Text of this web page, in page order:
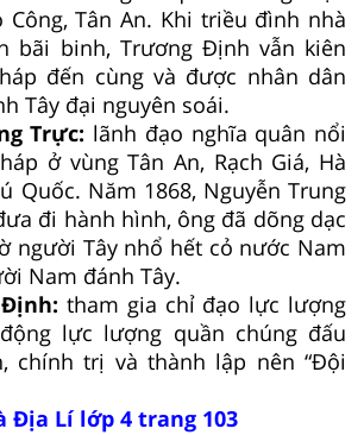
Công, Tân An. Khi triều đình nhà
bãi binh, Trương Định vẫn kiên
đến cùng và được nhân dân
Tây đại nguyên soái.
Trực: lãnh đạo nghĩa quân nổi
ở vùng Tân An, Rạch Giá, Hà
Quốc. Năm 1868, Nguyễn Trung
đi hành hình, ông đã dõng dạc
người Tây nhổ hết cỏ nước Nam
Nam đánh Tây.
tham gia chỉ đạo lực lượng
lực lượng quần chúng đấu
chính trị và thành lập nên “Đội
Địa Lí lớp 4 trang 103